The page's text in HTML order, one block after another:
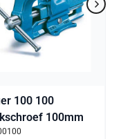
100 100
100mm